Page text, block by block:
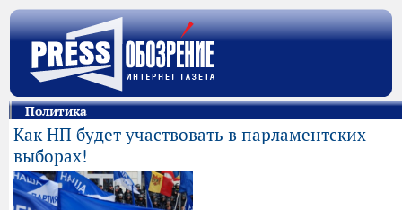
Политика
Как НП будет участвовать в парламентских
выборах!